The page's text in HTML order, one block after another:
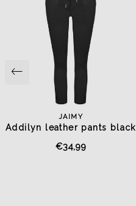
JAIMY
Addilyn leather pants black
€34,99